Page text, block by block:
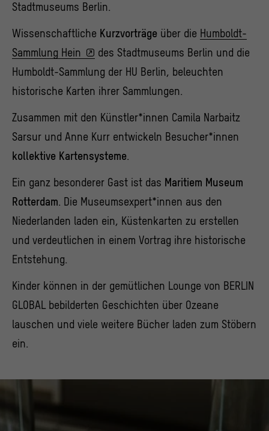
Stadtmuseums Berlin.
Wissenschaftliche Kurzvorträge über die Humboldt-
Sammlung Hein
des Stadtmuseums Berlin und die
Humboldt-Sammlung der HU Berlin, beleuchten
historische Karten ihrer Sammlungen.
Zusammen mit den Künstler*innen Camila Narbaitz
Sarsur und Anne Kurr entwickeln Besucher*innen
kollektive Kartensysteme.
Ein ganz besonderer Gast ist das Maritiem Museum
Rotterdam. Die Museumsexpert*innen aus den
Niederlanden laden ein, Küstenkarten zu erstellen
und verdeutlichen in einem Vortrag ihre historische
Entstehung.
Kinder können in der gemütlichen Lounge von BERLIN
GLOBAL bebilderten Geschichten über Ozeane
lauschen und viele weitere Bücher laden zum Stöbern
ein.